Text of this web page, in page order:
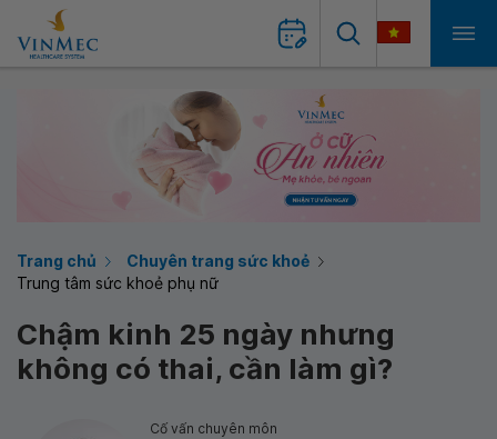
Trang chủ
Chuyên trang sức khoẻ
Trung tâm sức khoẻ phụ nữ
Chậm kinh 25 ngày nhưng
không có thai, cần làm gì?
Cố vấn chuyên môn